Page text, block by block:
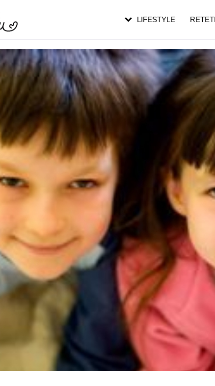
LIFESTYLE
pe măsură ce înaintezi în vârstă